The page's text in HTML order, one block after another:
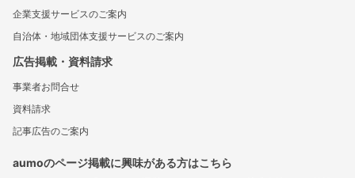
企業支援サービスのご案内
自治体・地域団体支援サービスのご案内
広告掲載・資料請求
事業者お問合せ
資料請求
記事広告のご案内
aumoのページ掲載に興味がある方はこちら